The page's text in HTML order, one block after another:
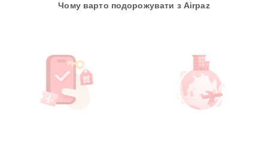
Чому варто подорожувати з Airpaz